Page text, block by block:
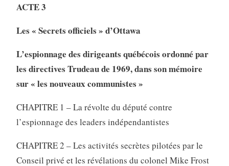
ACTE 3
Les « Secrets officiels » d’Ottawa
L’espionnage des dirigeants québécois ordonné par
les directives Trudeau de 1969, dans son mémoire
sur « les nouveaux communistes »
CHAPITRE 1 – La révolte du député contre
l’espionnage des leaders indépendantistes
CHAPITRE 2 – Les activités secrètes pilotées par le
Conseil privé et les révélations du colonel Mike Frost